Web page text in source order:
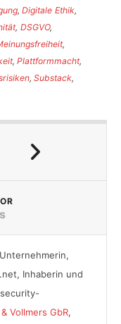
,Digitale Ethik,
,DSGVO,
,
,Plattformmacht,
,Substack,
Inhaberin und
Vollmers GbR,